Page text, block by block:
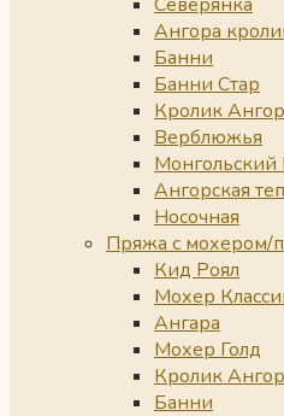
Ангора
Банни
Банни Стар
Кролик
Верблюжья
Ангорская
Носочная
Пряжа с мохером/
Кид Роял
Мохер
Ангара
Мохер Голд
Кролик
Банни